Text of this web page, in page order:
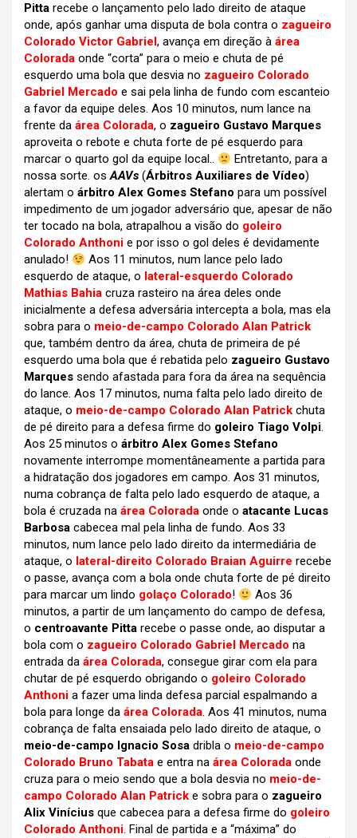
Pitta recebe o lançamento pelo lado direito de ataque
onde, após ganhar uma disputa de bola contra o zagueiro
Colorado Victor Gabriel, avança em direção à área
Colorada onde “corta” para o meio e chuta de pé
esquerdo uma bola que desvia no zagueiro Colorado
Gabriel Mercado e sai pela linha de fundo com escanteio
a favor da equipe deles. Aos 10 minutos, num lance na
frente da área Colorada, o zagueiro Gustavo Marques
aproveita o rebote e chuta forte de pé esquerdo para
marcar o quarto gol da equipe local..
Entretanto, para a
nossa sorte. osAAVs (Árbitros Auxiliares de Vídeo)
alertam o árbitro Alex Gomes Stefano para um possível
impedimento de um jogador adversário que, apesar de não
ter tocado na bola, atrapalhou a visão do goleiro
Colorado Anthoni e por isso o gol deles é devidamente
anulado!
Aos 11 minutos, num lance pelo lado
esquerdo de ataque, o lateral-esquerdo Colorado
Mathias Bahia cruza rasteiro na área deles onde
inicialmente a defesa adversária intercepta a bola, mas ela
sobra para o meio-de-campo Colorado Alan Patrick
que, também dentro da área, chuta de primeira de pé
esquerdo uma bola que é rebatida pelo zagueiro Gustavo
Marques sendo afastada para fora da área na sequência
do lance. Aos 17 minutos, numa falta pelo lado direito de
ataque, o meio-de-campo Colorado Alan Patrick chuta
de pé direito para a defesa firme do goleiro Tiago Volpi.
Aos 25 minutos o árbitro Alex Gomes Stefano
novamente interrompe momentâneamente a partida para
a hidratação dos jogadores em campo. Aos 31 minutos,
numa cobrança de falta pelo lado esquerdo de ataque, a
bola é cruzada na área Colorada onde o atacante Lucas
Barbosa cabecea mal pela linha de fundo. Aos 33
minutos, num lance pelo lado direito da intermediária de
ataque, o lateral-direito Colorado Braian Aguirre recebe
o passe, avança com a bola onde chuta forte de pé direito
para marcar um lindo golaço Colorado!
Aos 36
minutos, a partir de um lançamento do campo de defesa,
o centroavante Pitta recebe o passe onde, ao disputar a
bola com o zagueiro Colorado Gabriel Mercado na
entrada da área Colorada, consegue girar com ela para
chutar de pé esquerdo obrigando o goleiro Colorado
Anthoni a fazer uma linda defesa parcial espalmando a
bola para longe da área Colorada. Aos 41 minutos, numa
cobrança de falta ensaiada pelo lado direito de ataque, o
meio-de-campo Ignacio Sosa dribla o meio-de-campo
Colorado Bruno Tabata e entra na área Colorada onde
cruza para o meio sendo que a bola desvia no meio-de-
campo Colorado Alan Patrick e sobra para o zagueiro
Alix Vinícius que cabecea para a defesa firme do goleiro
Colorado Anthoni. Final de partida e a “máxima” do